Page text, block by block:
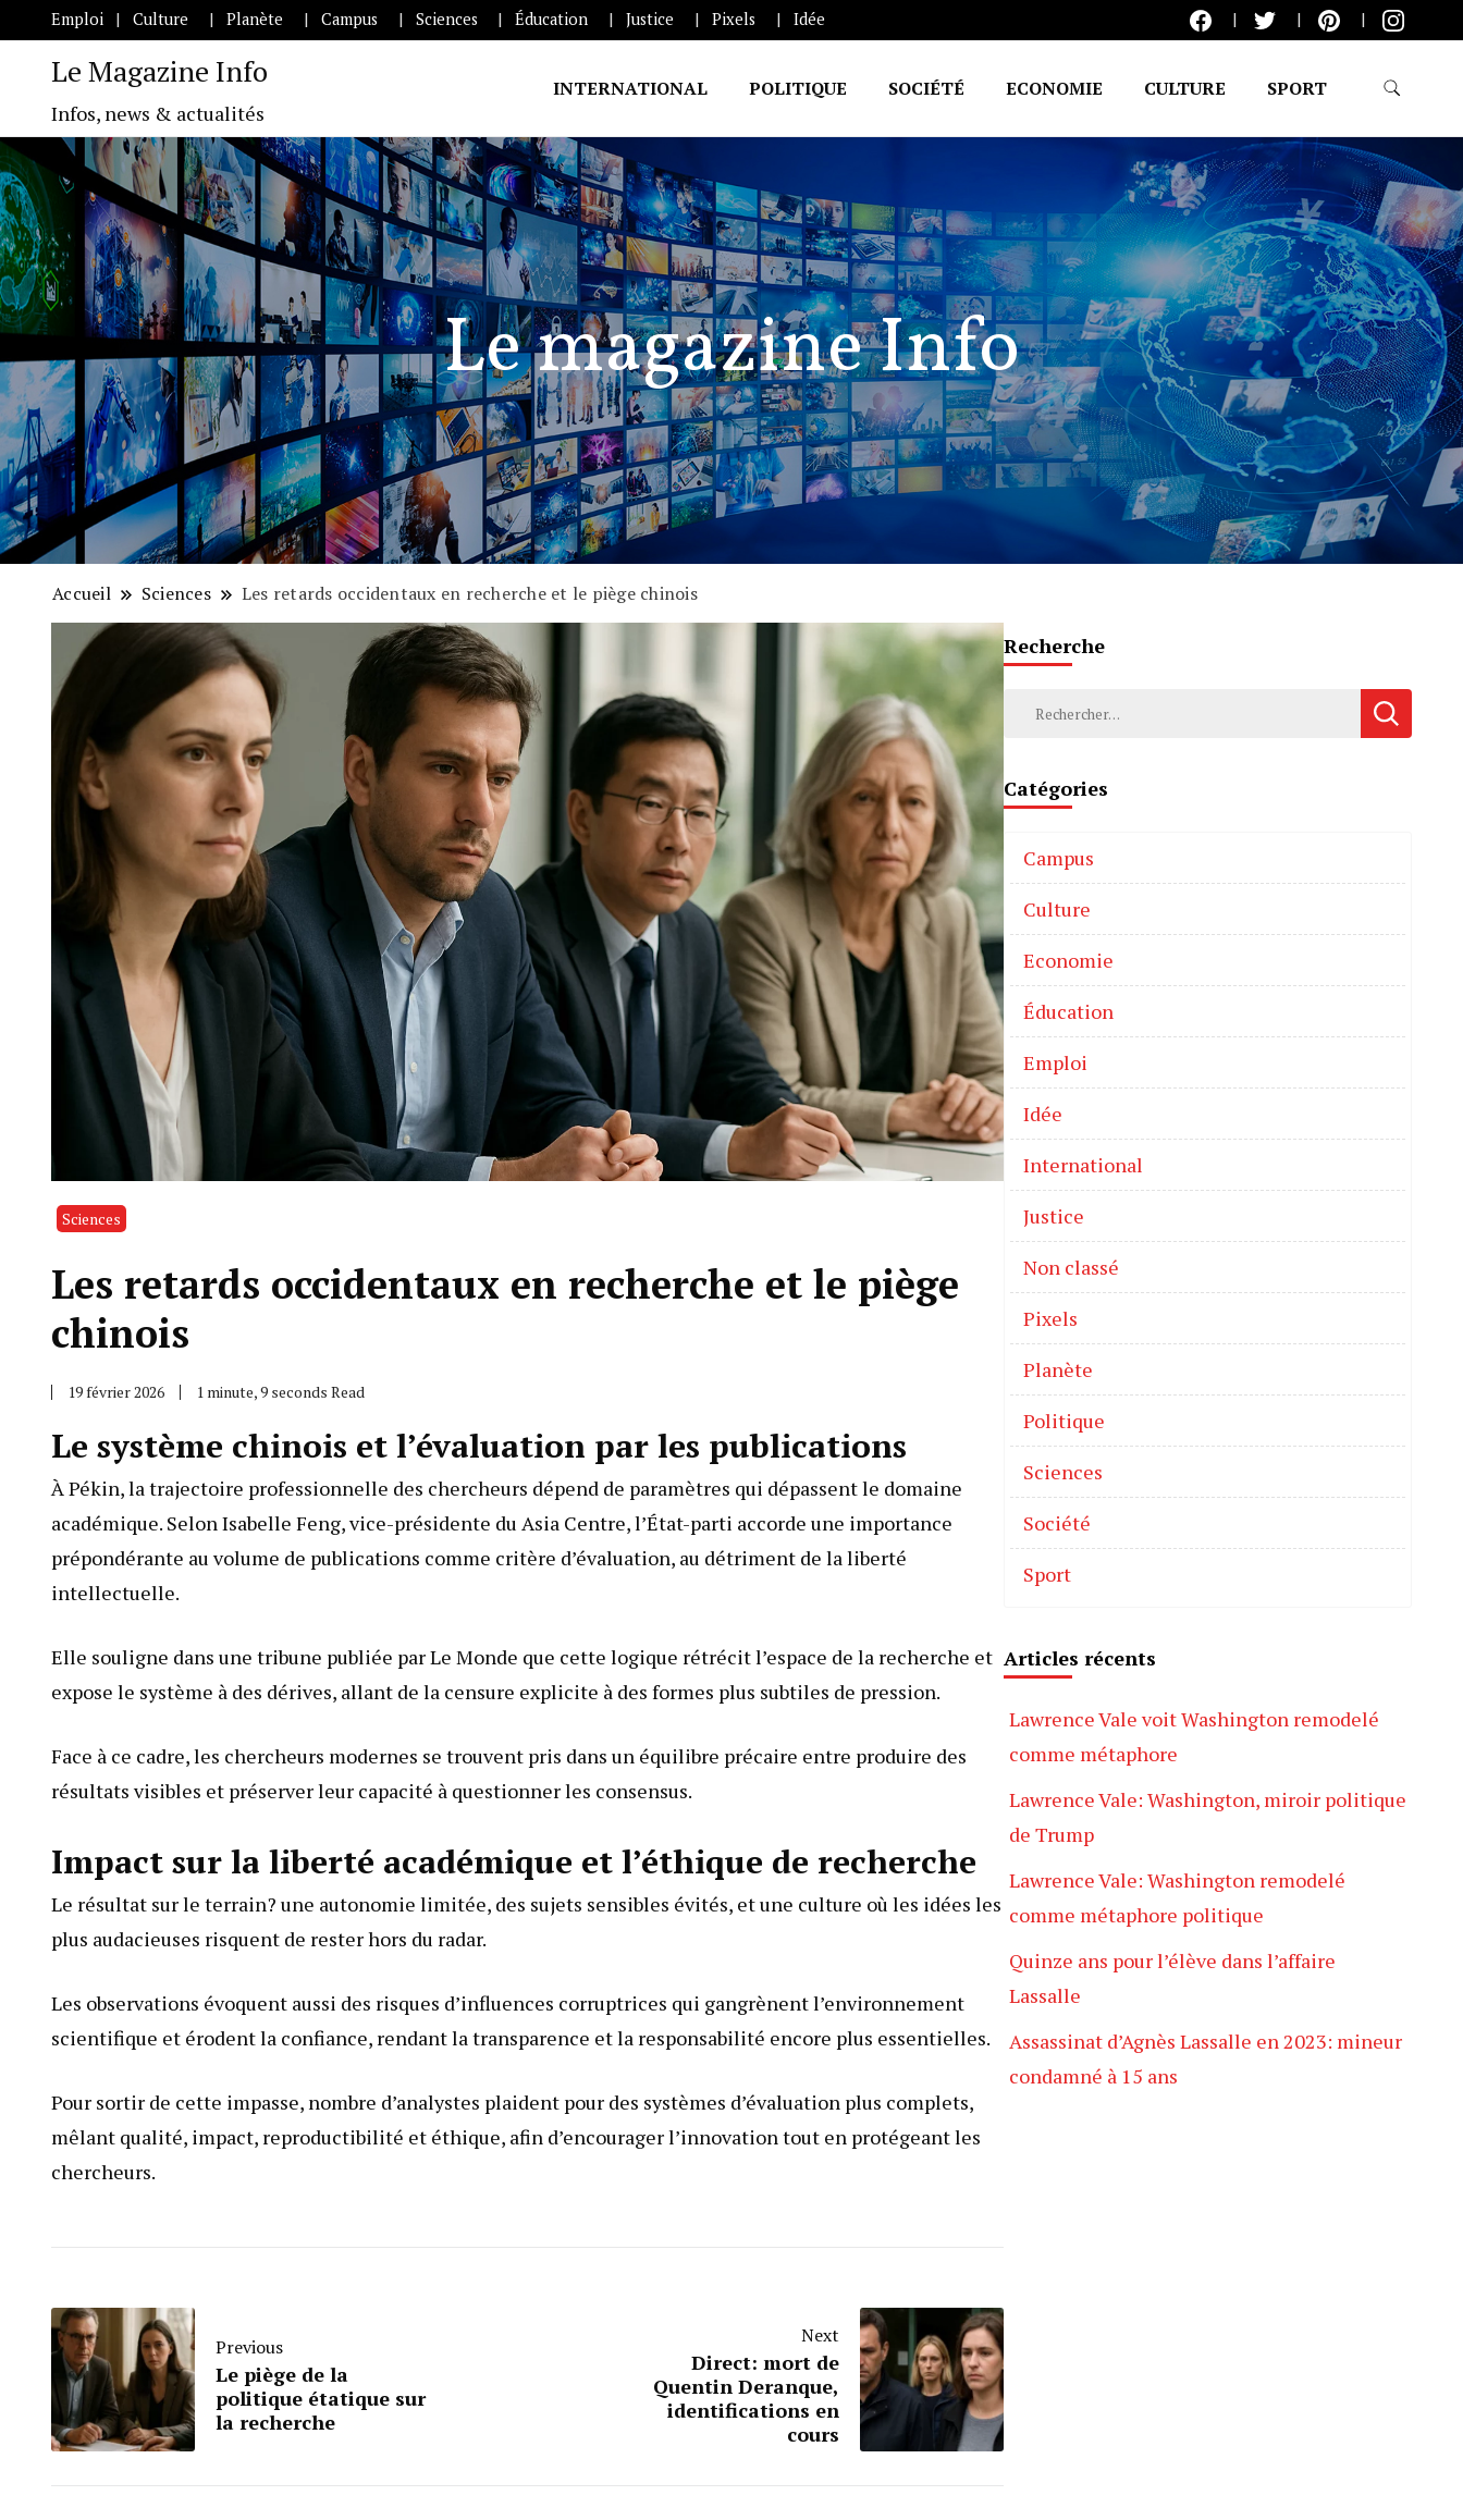
Emploi Culture Planète Campus Sciences Éducation Justice Pixels Idée
Le Magazine Info
Infos, news & actualités
INTERNATIONAL POLITIQUE SOCIÉTÉ ECONOMIE CULTURE SPORT
Le magazine Info
Accueil Sciences Les retards occidentaux en recherche et le piège chinois
Sciences
Les retards occidentaux en recherche et le piège
chinois
19 février 2026 1 minute, 9 seconds Read
Le système chinois et l’évaluation par les publications
À Pékin, la trajectoire professionnelle des chercheurs dépend de paramètres qui dépassent le domaine
académique. Selon Isabelle Feng, vice-présidente du Asia Centre, l’État-parti accorde une importance
prépondérante au volume de publications comme critère d’évaluation, au détriment de la liberté
intellectuelle.
Elle souligne dans une tribune publiée par Le Monde que cette logique rétrécit l’espace de la recherche et
expose le système à des dérives, allant de la censure explicite à des formes plus subtiles de pression.
Face à ce cadre, les chercheurs modernes se trouvent pris dans un équilibre précaire entre produire des
résultats visibles et préserver leur capacité à questionner les consensus.
Impact sur la liberté académique et l’éthique de recherche
Le résultat sur le terrain? une autonomie limitée, des sujets sensibles évités, et une culture où les idées les
plus audacieuses risquent de rester hors du radar.
Les observations évoquent aussi des risques d’influences corruptrices qui gangrènent l’environnement
scientifique et érodent la confiance, rendant la transparence et la responsabilité encore plus essentielles.
Pour sortir de cette impasse, nombre d’analystes plaident pour des systèmes d’évaluation plus complets,
mêlant qualité, impact, reproductibilité et éthique, afin d’encourager l’innovation tout en protégeant les
chercheurs.
Previous
Le piège de la
politique étatique sur
la recherche
Next
Direct: mort de
Quentin Deranque,
identifications en
cours
Recherche
Catégories
Campus
Culture
Economie
Éducation
Emploi
Idée
International
Justice
Non classé
Pixels
Planète
Politique
Sciences
Société
Sport
Articles récents
Lawrence Vale voit Washington remodelé
comme métaphore
Lawrence Vale: Washington, miroir politique
de Trump
Lawrence Vale: Washington remodelé
comme métaphore politique
Quinze ans pour l’élève dans l’affaire
Lassalle
Assassinat d’Agnès Lassalle en 2023: mineur
condamné à 15 ans